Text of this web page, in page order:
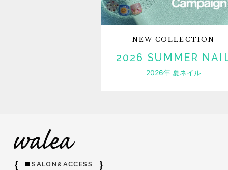
NEWCOLLECTION
2026 SUMMER
2026年 夏ネイル
｛ SALON& ACCESS ｝